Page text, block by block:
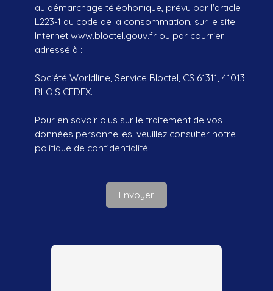
au démarchage téléphonique, prévu par l'article
L223-1 du code de la consommation, sur le site
Internet www.bloctel.gouv.fr ou par courrier
adressé à :
Société Worldline, Service Bloctel, CS 61311, 41013
BLOIS CEDEX.
Pour en savoir plus sur le traitement de vos
données personnelles, veuillez consulter notre
politique de confidentialité.
Envoyer